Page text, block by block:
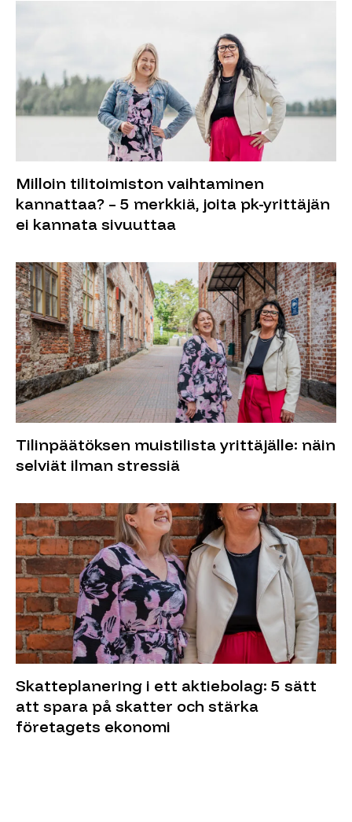
Milloin tilitoimiston vaihtaminen
kannattaa? – 5 merkkiä, joita pk-yrittäjän
ei kannata sivuuttaa
Tilinpäätöksen muistilista yrittäjälle: näin
selviät ilman stressiä
Skatteplanering i ett aktiebolag: 5 sätt
att spara på skatter och stärka
företagets ekonomi